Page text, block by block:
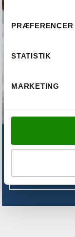
PRÆFERENCER
STATISTIK
MARKETING
FINDER
KONTAKT OS